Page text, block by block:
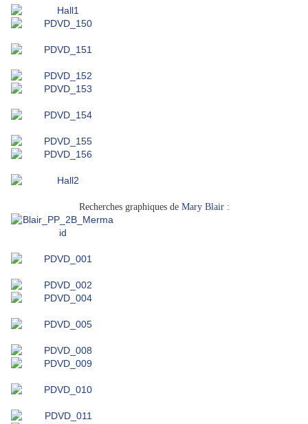
Recherches graphiques de Mary Blair: